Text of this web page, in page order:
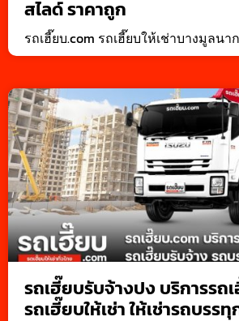
สไลด์ ราคาถูก
รถเฮี๊ยบ.com รถเฮี๊ยบให้เช่าบางมูลนา
รถเฮี๊ยบรับจ้างปง บริการรถ
รถเฮี๊ยบให้เช่า ให้เช่ารถบรร